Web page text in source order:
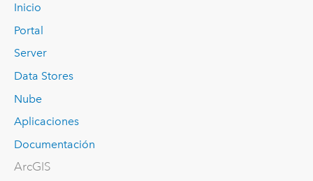
Inicio
Portal
Server
Data Stores
Nube
Aplicaciones
Documentación
ArcGIS